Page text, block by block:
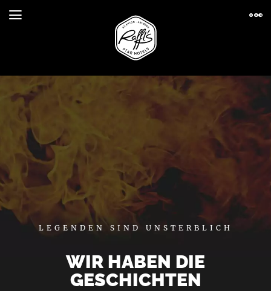
LEGENDEN SIND UNSTERBLICH
WIR HABEN DIE
GESCHICHTEN